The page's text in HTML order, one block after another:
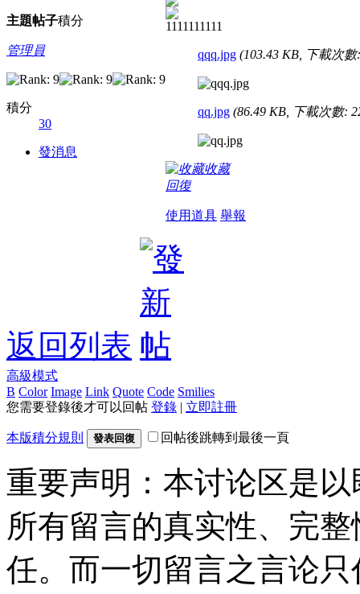
主題帖子積分
管理員
積分
30
發消息
1111111111
qqq.jpg (103.43 KB, 下載次數
qq.jpg (86.49 KB, 下載次數:
收藏
回復
使用道具 舉報
返回列表
高級模式
B Color Image Link Quote Code Smilies
您需要登錄後才可以回帖 登錄 | 立即註冊
本版積分規則 發表回復 回帖後跳轉到最後一頁
重要声明：本讨论区是
所有留言的真实性、完
任。而一切留言之言论